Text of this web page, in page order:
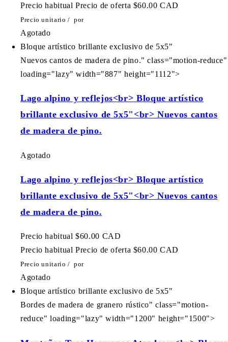
Precio habitual Precio de oferta $60.00 CAD
Precio unitario / por
Agotado
Bloque artístico brillante exclusivo de 5x5"
Nuevos cantos de madera de pino." class="motion-reduce"
loading="lazy" width="887" height="1112">
Lago alpino y reflejos<br> Bloque artístico
brillante exclusivo de 5x5"<br> Nuevos cantos
de madera de pino.
Agotado
Lago alpino y reflejos<br> Bloque artístico
brillante exclusivo de 5x5"<br> Nuevos cantos
de madera de pino.
Precio habitual $60.00 CAD
Precio habitual Precio de oferta $60.00 CAD
Precio unitario / por
Agotado
Bloque artístico brillante exclusivo de 5x5"
Bordes de madera de granero rústico" class="motion-
reduce" loading="lazy" width="1200" height="1500">